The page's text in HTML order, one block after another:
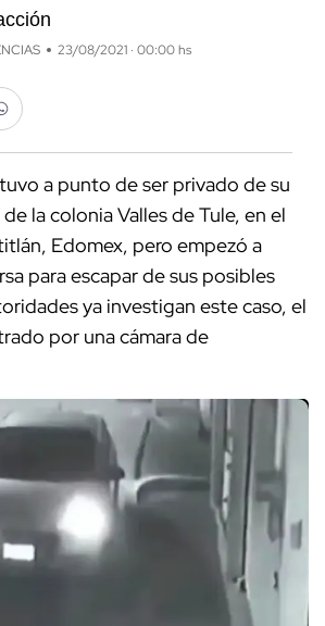
23/08/2021 · 00:00 hs
a punto de ser privado de su
la colonia Valles de Tule, en el
Edomex, pero empezó a
para escapar de sus posibles
ya investigan este caso, el
por una cámara de